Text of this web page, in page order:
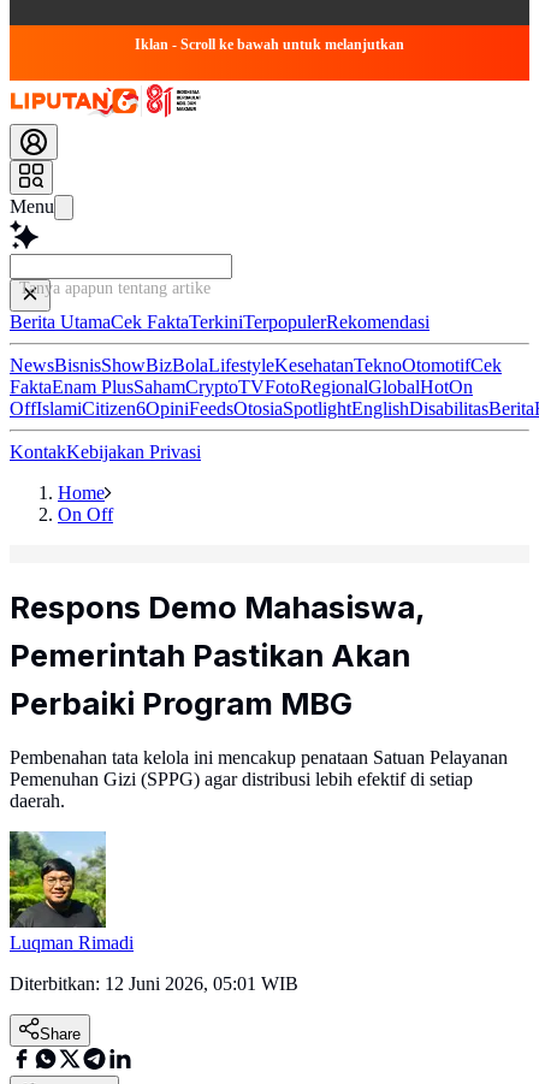
Iklan - Scroll ke bawah untuk melanjutkan
Menu
Tanya apapun tentang artikel ini...
Berita UtamaCek FaktaTerkiniTerpopulerRekomendasi
NewsBisnisShowBizBolaLifestyleKesehatanTeknoOtomotifCek
FaktaEnam PlusSahamCryptoTVFotoRegionalGlobalHotOn
OffIslamiCitizen6OpiniFeedsOtosiaSpotlightEnglishDisabilitasBerita
KontakKebijakan Privasi
Home
On Off
Respons Demo Mahasiswa,
Pemerintah Pastikan Akan
Perbaiki Program MBG
Pembenahan tata kelola ini mencakup penataan Satuan Pelayanan
Pemenuhan Gizi (SPPG) agar distribusi lebih efektif di setiap
daerah.
Luqman Rimadi
Diterbitkan: 12 Juni 2026, 05:01 WIB
Share